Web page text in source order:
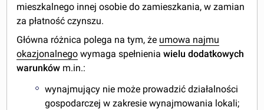
mieszkalnego innej osobie do zamieszkania, w zamian
za płatność czynszu.
Główna różnica polega na tym, że umowa najmu
okazjonalnego wymaga spełnieniawielu dodatkowych
warunków m.in.:
wynajmujący nie może prowadzić działalności
gospodarczej w zakresie wynajmowania lokali;